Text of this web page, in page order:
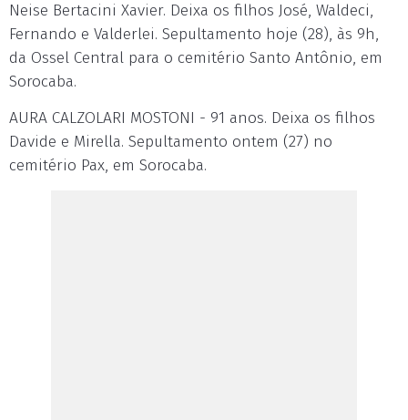
Neise Bertacini Xavier. Deixa os filhos José, Waldeci,
Fernando e Valderlei. Sepultamento hoje (28), às 9h,
da Ossel Central para o cemitério Santo Antônio, em
Sorocaba.
AURA CALZOLARI MOSTONI - 91 anos. Deixa os filhos
Davide e Mirella. Sepultamento ontem (27) no
cemitério Pax, em Sorocaba.